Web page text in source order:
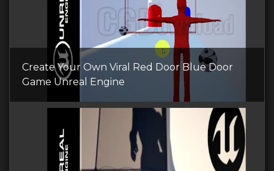
Create Your Own Viral Red Door Blue Door
Game Unreal Engine